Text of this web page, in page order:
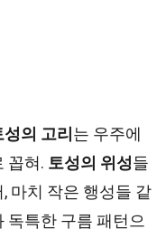
성의 고리 는 우주에
꼽혀. 토성의 위성들
마치 작은 행성들 같
독특한 구름 패턴으